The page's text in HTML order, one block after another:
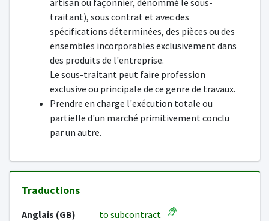
artisan ou façonnier, dénommé le sous-
traitant), sous contrat et avec des
spécifications déterminées, des pièces ou des
ensembles incorporables exclusivement dans
des produits de l'entreprise.
Le sous-traitant peut faire profession
exclusive ou principale de ce genre de travaux.
Prendre en charge l'exécution totale ou
partielle d'un marché primitivement conclu
par un autre.
Traductions
Anglais (GB)
to subcontract